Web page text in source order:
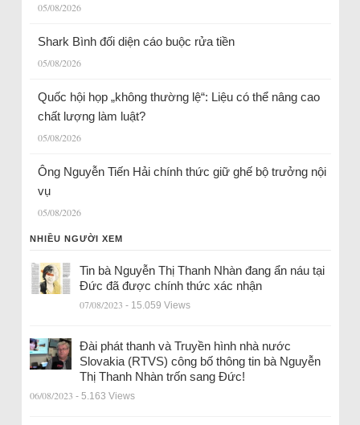
05/08/2026
Shark Bình đối diện cáo buộc rửa tiền
05/08/2026
Quốc hội họp „không thường lệ“: Liệu có thể nâng cao
chất lượng làm luật?
05/08/2026
Ông Nguyễn Tiến Hải chính thức giữ ghế bộ trưởng nội
vụ
05/08/2026
NHIỀU NGƯỜI XEM
Tin bà Nguyễn Thị Thanh Nhàn đang ẩn náu tại
Đức đã được chính thức xác nhận
07/08/2023 - 15.059 Views
Đài phát thanh và Truyền hình nhà nước
Slovakia (RTVS) công bố thông tin bà Nguyễn
Thị Thanh Nhàn trốn sang Đức!
06/08/2023 - 5.163 Views